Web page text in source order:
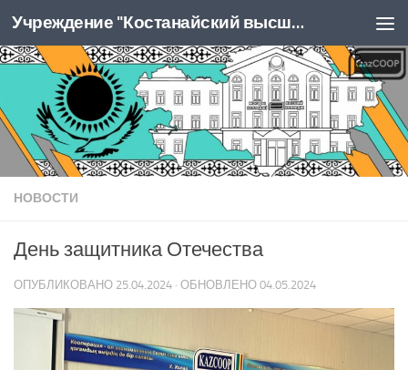
Перейти к содержимому Учреждение "Костанайский высший колледж Казпотребсоюза"
НОВОСТИ
День защитника Отечества
ОПУБЛИКОВАНО 25.04.2024 · ОБНОВЛЕНО 04.05.2024